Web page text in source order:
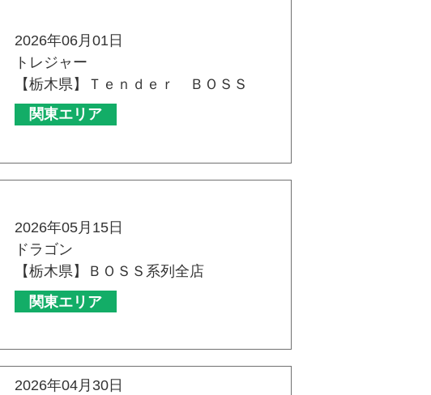
2026年06月01日
トレジャー
【栃木県】Ｔｅｎｄｅｒ ＢＯＳＳ
関東エリア
2026年05月15日
ドラゴン
【栃木県】ＢＯＳＳ系列全店
関東エリア
2026年04月30日